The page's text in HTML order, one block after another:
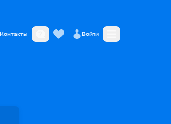
Контакты Войти